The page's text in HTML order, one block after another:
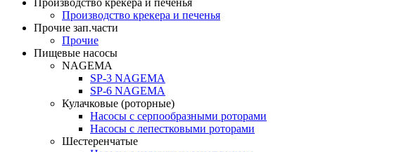
Производство крекера и печенья
Производство крекера и печенья
Прочие зап.части
Прочие
Пищевые насосы
NAGEMA
SP-3 NAGEMA
SP-6 NAGEMA
Кулачковые (роторные)
Насосы с серпообразными роторами
Насосы с лепестковыми роторами
Шестеренчатые